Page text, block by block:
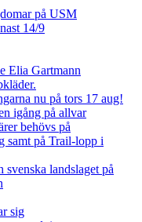
på USM
14/9
Elia Gartmann
nu på tors 17 aug!
igång på allvar
behövs på
samt på Trail-lopp i
landslaget på
sig